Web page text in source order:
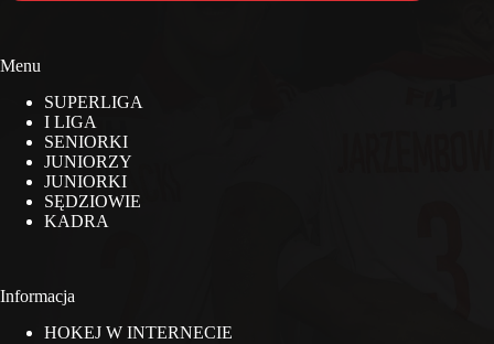
Menu
SUPERLIGA
I LIGA
SENIORKI
JUNIORZY
JUNIORKI
SĘDZIOWIE
KADRA
Informacja
HOKEJ W INTERNECIE